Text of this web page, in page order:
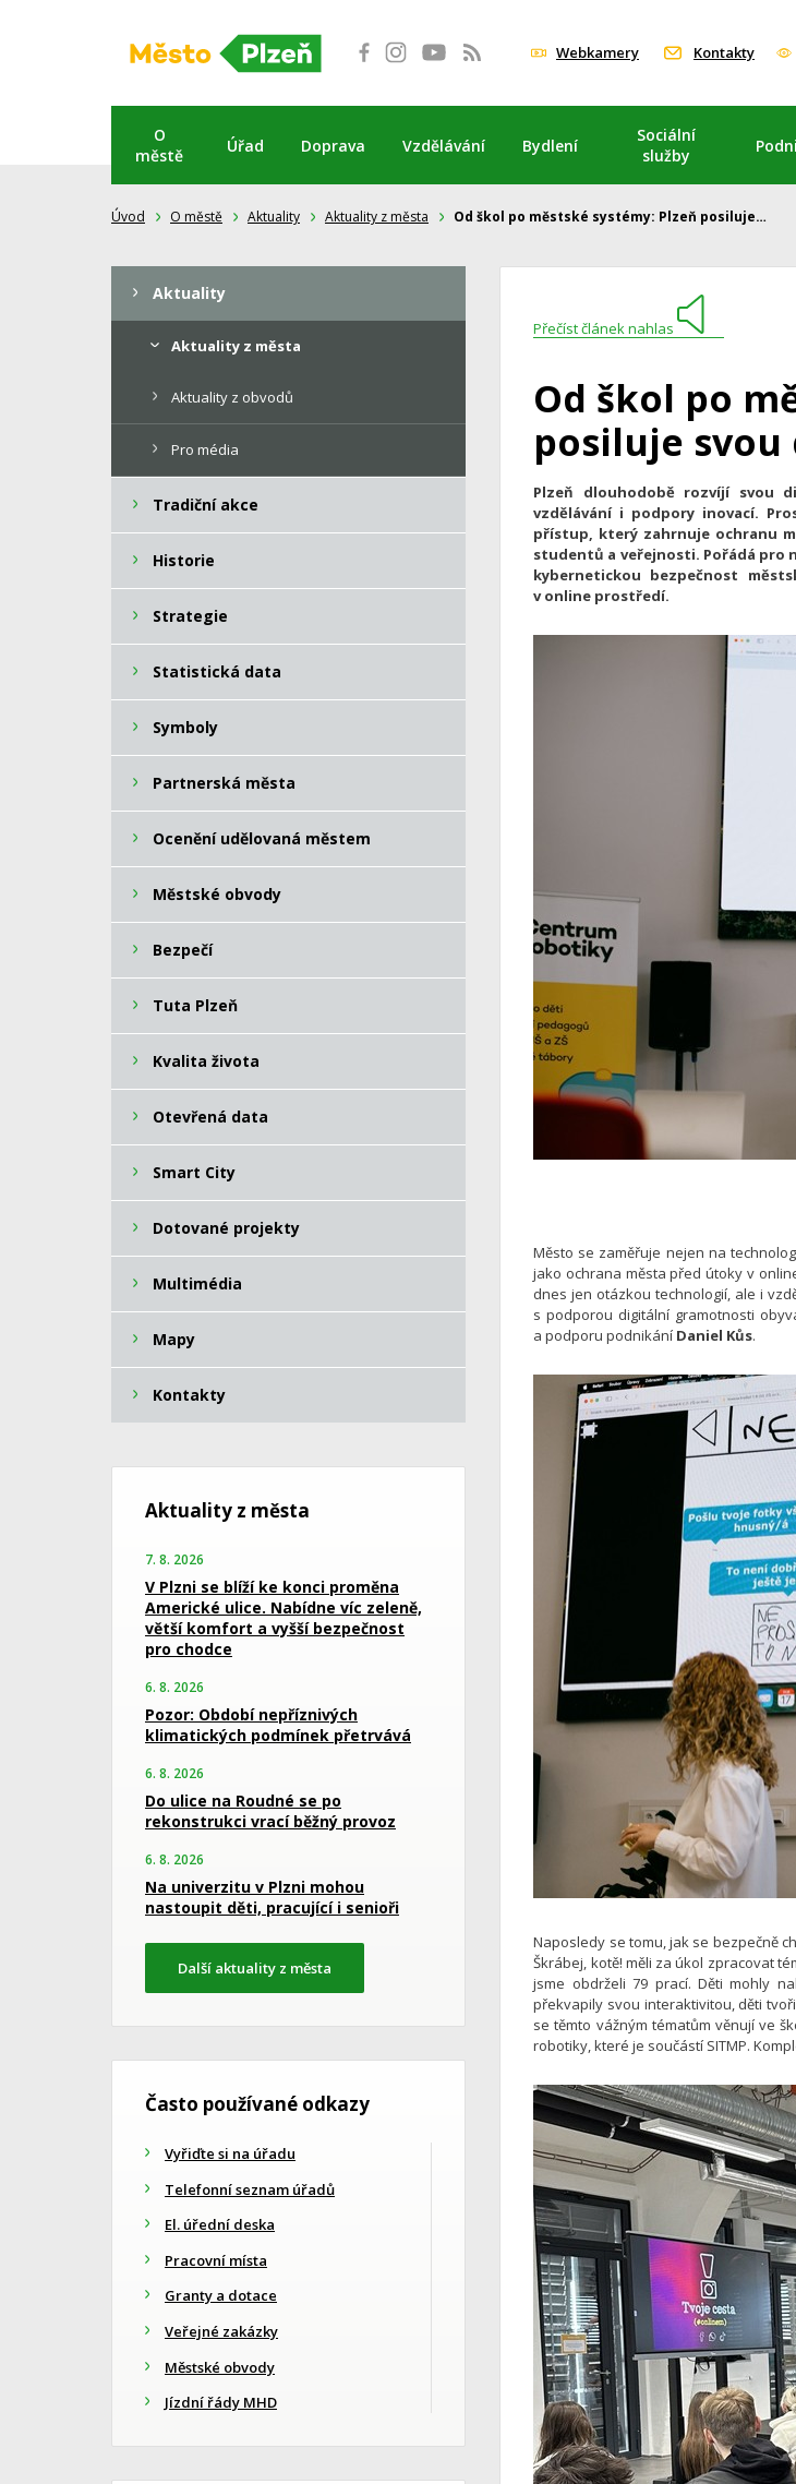
Webkamery Kontakty
O
městě
Úřad Doprava Vzdělávání Bydlení
Sociální
služby
Úvod O městě Aktuality Aktuality z města Od škol po městské systémy: Plzeň posiluje…
Přečíst článek nahlas
Od škol po
posiluje
Plzeň dlouhodobě rozvíjí svou
vzdělávání i podpory inovací.
přístup, který zahrnuje ochranu
studentů a veřejnosti. Pořádá pro
kybernetickou bezpečnost
v online prostředí.
Město se zaměřuje nejen na
jako ochrana města před útoky v
dnes jen otázkou technologií, ale i
s podporou digitální gramotnosti
a podporu podnikání Daniel Kůs.
Naposledy se tomu, jak se bezpečně
Škrábej, kotě! měli za úkol zpracovat
jsme obdrželi 79 prací. Děti mohly
překvapily svou interaktivitou, děti
se těmto vážným tématům věnují ve
robotiky, které je součástí SITMP.
Aktuality
Aktuality z města
Aktuality z obvodů
Pro média
Tradiční akce
Historie
Strategie
Statistická data
Symboly
Partnerská města
Ocenění udělovaná městem
Městské obvody
Bezpečí
Tuta Plzeň
Kvalita života
Otevřená data
Smart City
Dotované projekty
Multimédia
Mapy
Kontakty
Aktuality z města
7. 8. 2026
V Plzni se blíží ke konci proměna
Americké ulice. Nabídne víc zeleně,
větší komfort a vyšší bezpečnost
pro chodce
6. 8. 2026
Pozor: Období nepříznivých
klimatických podmínek přetrvává
6. 8. 2026
Do ulice na Roudné se po
rekonstrukci vrací běžný provoz
6. 8. 2026
Na univerzitu v Plzni mohou
nastoupit děti, pracující i senioři
Další aktuality z města
Často používané odkazy
Vyřiďte si na úřadu
Telefonní seznam úřadů
El. úřední deska
Pracovní místa
Granty a dotace
Veřejné zakázky
Městské obvody
Jízdní řády MHD